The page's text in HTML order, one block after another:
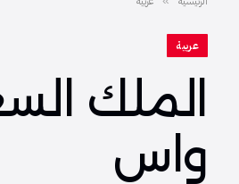
عربية
الملك
واس